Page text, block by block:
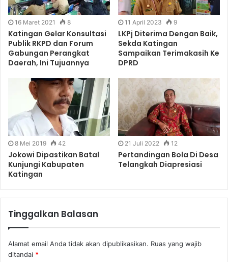
16 Maret 2021 8
Katingan Gelar Konsultasi
Publik RKPD dan Forum
Gabungan Perangkat
Daerah, Ini Tujuannya
11 April 2023 9
LKPj Diterima Dengan Baik,
Sekda Katingan
Sampaikan Terimakasih Ke
DPRD
8 Mei 2019 42
Jokowi Dipastikan Batal
Kunjungi Kabupaten
Katingan
21 Juli 2022 12
Pertandingan Bola Di Desa
Telangkah Diapresiasi
Tinggalkan Balasan
Alamat email Anda tidak akan dipublikasikan. Ruas yang wajib
ditandai *